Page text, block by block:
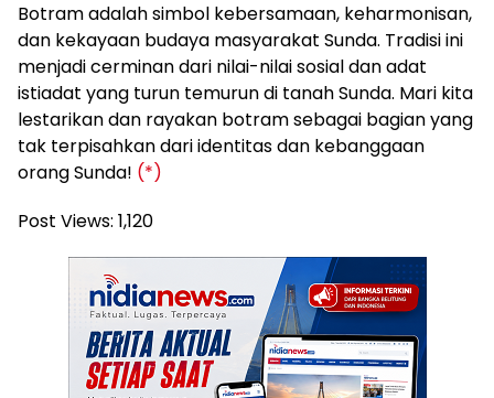
Botram adalah simbol kebersamaan, keharmonisan,
dan kekayaan budaya masyarakat Sunda. Tradisi ini
menjadi cerminan dari nilai-nilai sosial dan adat
istiadat yang turun temurun di tanah Sunda. Mari kita
lestarikan dan rayakan botram sebagai bagian yang
tak terpisahkan dari identitas dan kebanggaan
orang Sunda! (*)
Post Views: 1,120